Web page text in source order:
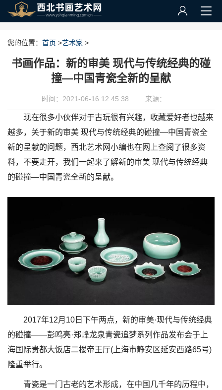
您的位置： 首页 >艺术家 >
书画作品：新的审美 现代与传统经典的碰
撞—中国青瓷全新的呈献
时间：2021-06-16 12:45:38 来源：
现在很多小伙伴对于古玩很有兴趣，收藏爱好者也越来
越多，关于新的审美 现代与传统经典的碰撞—中国青瓷全
新的呈献的问题，西北艺术网小编也在网上查阅了很多资
料，不要走开，我们一起来了解新的审美 现代与传统经典
的碰撞—中国青瓷全新的呈献。
2017年12月10日下午两点，新的审美·现代与传统经典
的碰撞——彭鸣亮·郑峰龙泉青瓷追梦系列作品发布会于上
海国际贵都大饭店二楼帝王厅(上海市静安区延安西路65号)
隆重举行。
青瓷是一门古老的艺术形成，在中国几千年的历程中，